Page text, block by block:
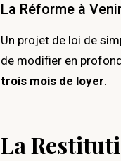
La Réforme à
Un projet de loi de
de modifier en
trois mois de loyer.
La